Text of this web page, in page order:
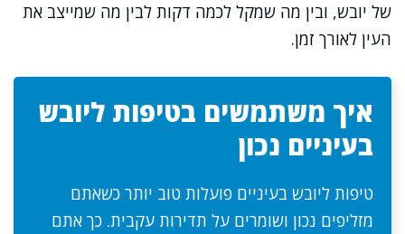
של יובש, ובין מה שמקל לכמה דקות לבין מה שמייצב את
העין לאורך זמן.
איך משתמשים בטיפות ליובש
בעיניים נכון
טיפות ליובש בעיניים פועלות טוב יותר כשאתם
מזליפים נכון ושומרים על תדירות עקבית. כך אתם